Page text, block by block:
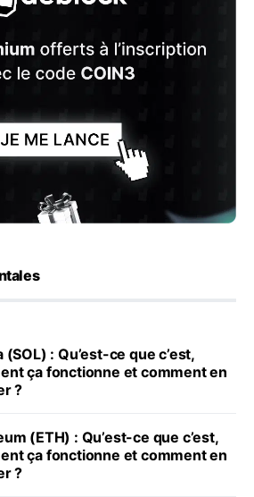
(SOL) : Qu’est-ce que c’est,
ça fonctionne et comment en
?
(ETH) : Qu’est-ce que c’est,
ça fonctionne et comment en
?